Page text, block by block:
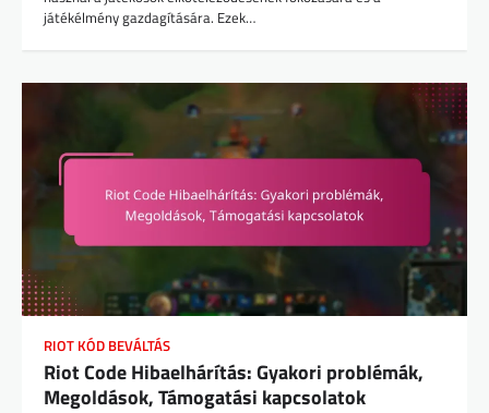
játékélmény gazdagítására. Ezek…
RIOT KÓD BEVÁLTÁS
Riot Code Hibaelhárítás: Gyakori problémák,
Megoldások, Támogatási kapcsolatok